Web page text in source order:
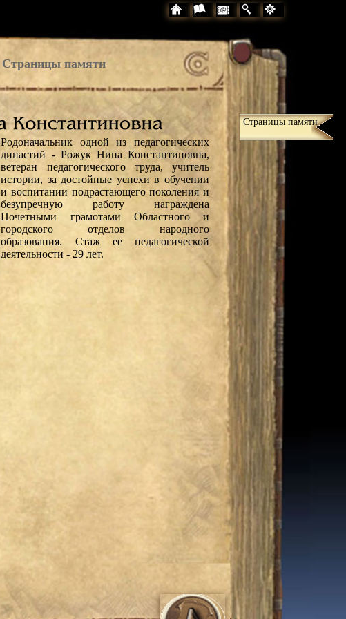
Страницы памяти
Родоначальник одной из педагогических
династий - Рожук Нина Константиновна,
ветеран педагогического труда, учитель
истории, за достойные успехи в обучении
и воспитании подрастающего поколения и
безупречную работу награждена
Почетными грамотами Областного и
городского отделов народного
образования. Стаж ее педагогической
деятельности - 29 лет.
Страницы памяти